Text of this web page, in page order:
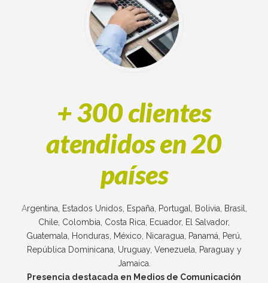
+ 300 clientes
atendidos en 20
países
Argentina, Estados Unidos, España, Portugal, Bolivia, Brasil,
Chile, Colombia, Costa Rica, Ecuador, El Salvador,
Guatemala, Honduras, México, Nicaragua, Panamá, Perú,
República Dominicana, Uruguay, Venezuela, Paraguay y
Jamaica.
Presencia destacada en Medios de Comunicación